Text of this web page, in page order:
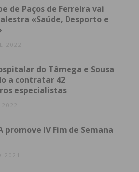
com os
de Paços de Ferreira vai
«Saúde, Desporto e
2022
do Tâmega e Sousa
a contratar 42
especialistas
promove IV Fim de Semana
2021